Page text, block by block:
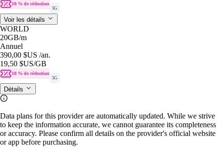
10 % de réduction
5G
Voir les détails
WORLD
20GB/m
Annuel
390,00 $US /an.
19,50 $US/GB
10 % de réduction
5G
Détails
Data plans for this provider are automatically updated. While we strive
to keep the information accurate, we cannot guarantee its completeness
or accuracy. Please confirm all details on the provider's official website
or app before purchasing.